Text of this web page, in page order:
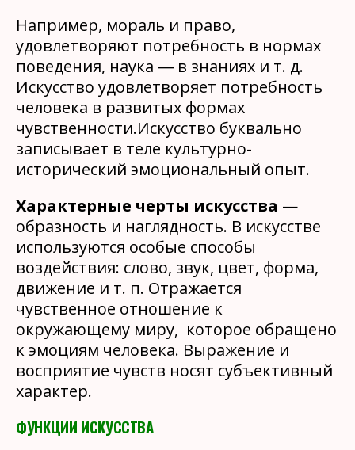
Например, мораль и право,
удовлетворяют потребность в нормах
поведения, наука ― в знаниях и т. д.
Искусство удовлетворяет потребность
человека в развитых формах
чувственности.Искусство буквально
записывает в теле культурно-
исторический эмоциональный опыт.
Характерные черты искусства —
образность и наглядность. В искусстве
используются особые способы
воздействия: слово, звук, цвет, форма,
движение и т. п. Отражается
чувственное отношение к
окружающему миру, которое обращено
к эмоциям человека. Выражение и
восприятие чувств носят субъективный
характер.
ФУНКЦИИ ИСКУССТВА